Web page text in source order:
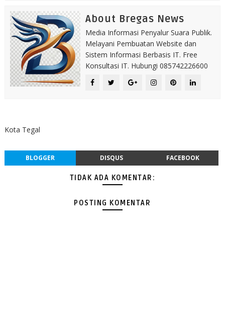
About Bregas News
Media Informasi Penyalur Suara Publik.
Melayani Pembuatan Website dan
Sistem Informasi Berbasis IT. Free
Konsultasi IT. Hubungi 085742226600
Kota Tegal
BLOGGER DISQUS FACEBOOK
TIDAK ADA KOMENTAR:
POSTING KOMENTAR